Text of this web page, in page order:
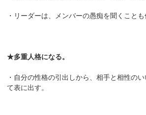
・リーダーは、メンバーの愚痴を聞くことも
★多重人格になる。
・自分の性格の引出しから、相手と相性の
て表に出す。